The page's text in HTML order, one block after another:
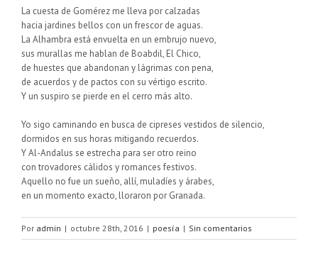
La cuesta de Gomérez me lleva por calzadas
hacia jardines bellos con un frescor de aguas.
La Alhambra está envuelta en un embrujo nuevo,
sus murallas me hablan de Boabdil, El Chico,
de huestes que abandonan y lágrimas con pena,
de acuerdos y de pactos con su vértigo escrito.
Y un suspiro se pierde en el cerro más alto.
Yo sigo caminando en busca de cipreses vestidos de silencio,
dormidos en sus horas mitigando recuerdos.
Y Al-Andalus se estrecha para ser otro reino
con trovadores cálidos y romances festivos.
Aquello no fue un sueño, allí, muladíes y árabes,
en un momento exacto, lloraron por Granada.
Por admin | octubre 28th, 2016 | poesía | Sin comentarios